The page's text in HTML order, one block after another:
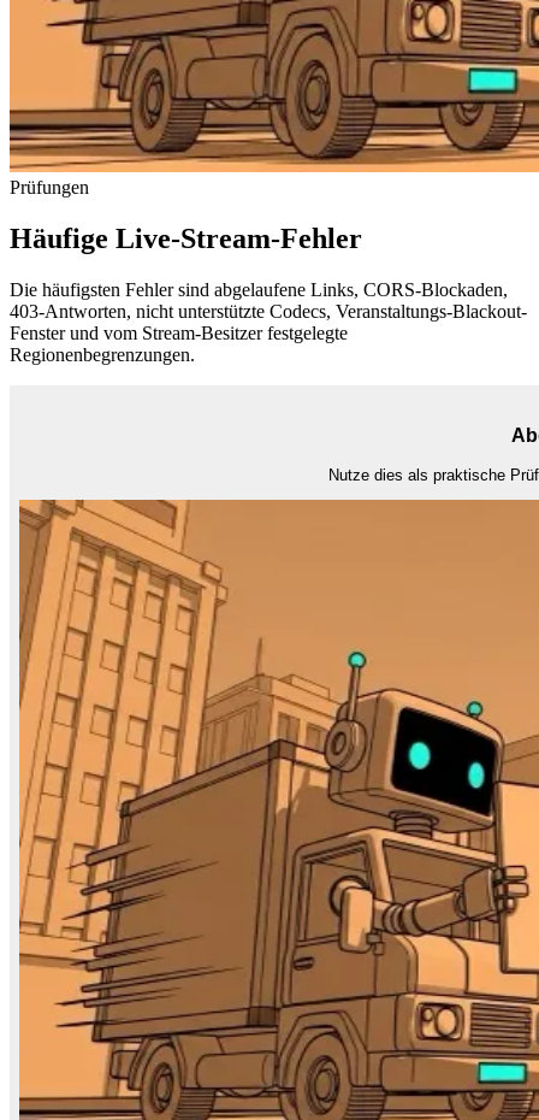
Prüfungen
Häufige Live-Stream-Fehler
Die häufigsten Fehler sind abgelaufene Links, CORS-Blockaden,
403-Antworten, nicht unterstützte Codecs, Veranstaltungs-Blackout-
Fenster und vom Stream-Besitzer festgelegte
Regionenbegrenzungen.
Nutze dies als praktische